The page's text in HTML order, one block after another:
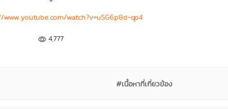
www.youtube.com/watch?v=uSG6p8d-qo4
4,777
#เนื้อหาที่เกี่ยวข้อง